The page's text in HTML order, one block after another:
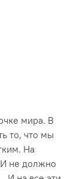
мира. В
то, что мы
На
не должно